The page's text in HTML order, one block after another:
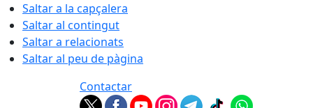
Saltar a la capçalera
Saltar al contingut
Saltar a relacionats
Saltar al peu de pàgina
Contactar